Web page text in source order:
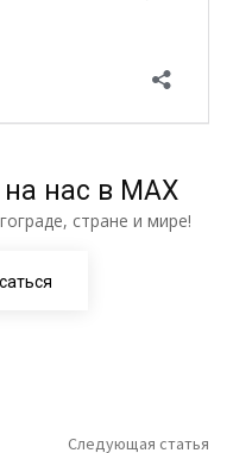
нас в МАХ
стране и мире!
Следующая статья